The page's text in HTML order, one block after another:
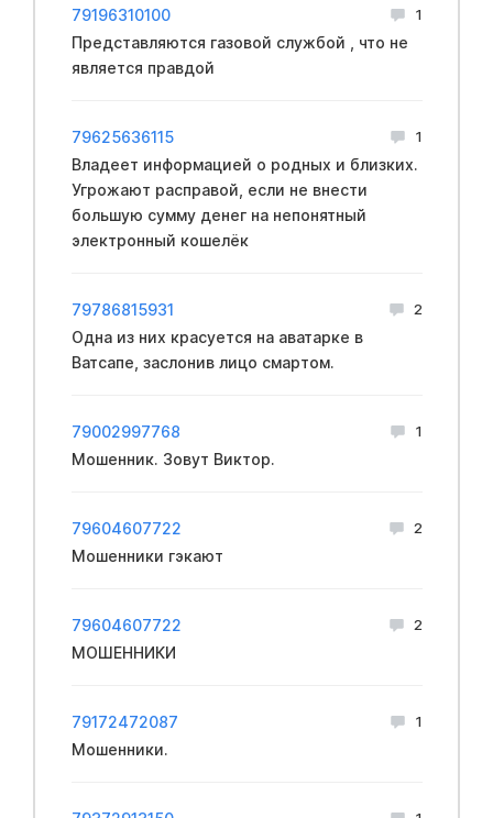
79196310100 1
Представляются газовой службой , что не
является правдой
79625636115 1
Владеет информацией о родных и близких.
Угрожают расправой, если не внести
большую сумму денег на непонятный
электронный кошелёк
79786815931 2
Одна из них красуется на аватарке в
Ватсапе, заслонив лицо смартом.
79002997768 1
Мошенник. Зовут Виктор.
79604607722 2
Мошенники гэкают
79604607722 2
МОШЕННИКИ
79172472087 1
Мошенники.